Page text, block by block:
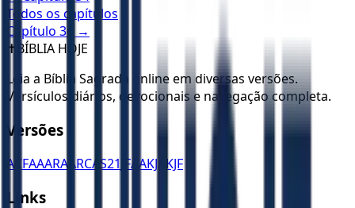
Todos os capítulos
Capítulo 36
→
✝️ BÍBLIA HOJE
Leia a Bíblia Sagrada online em diversas versões.
Versículos diários, devocionais e navegação completa.
Versões
ACFAAARA ARCAS21 JFAAKJA KJF
Links